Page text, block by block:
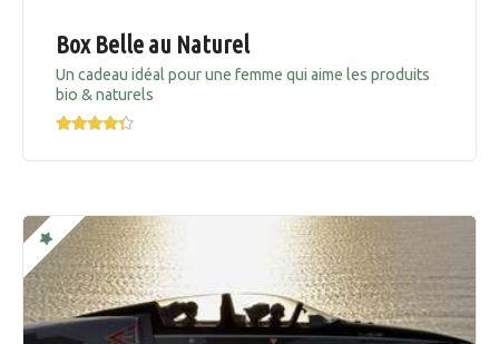
Box Belle au Naturel
Un cadeau idéal pour une femme qui aime les produits
bio & naturels